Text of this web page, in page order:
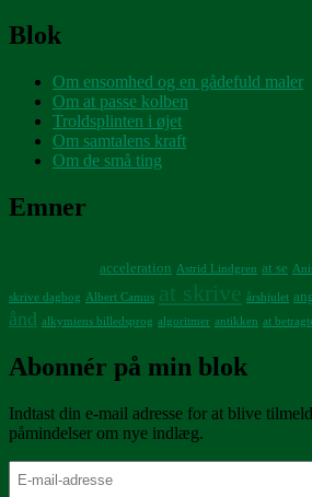
Blok
Om ensomhed og en gådefuld maler
Om at passe kolben
Troldsplinten i øjet
Om samtalens kraft
Om de små ting
Emner
acceleration Astrid Lindgren at se
skrive dagbog Albert Camus at skrive årshjulet
ånd alkymiens billedsprog algoritmer antikken at
Abonnér på min blok
Indtast din e-mail adresse for at blive
påmindelser om nye indlæg.
mail-